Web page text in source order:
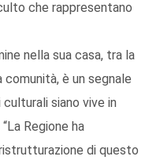
che rappresentano
nella sua casa, tra la
comunità, è un segnale
siano vive in
Regione ha
di questo